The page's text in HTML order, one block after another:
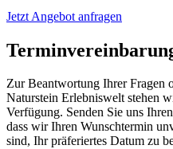
Jetzt Angebot anfragen
Zur Beantwortung Ihrer Fragen
Naturstein Erlebniswelt stehen
Verfügung. Senden Sie uns
dass wir Ihren Wunschtermin
sind, Ihr präferiertes Datum zu